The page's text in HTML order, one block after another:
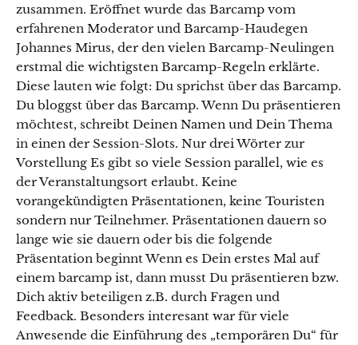
zusammen. Eröffnet wurde das Barcamp vom
erfahrenen Moderator und Barcamp-Haudegen
Johannes Mirus, der den vielen Barcamp-Neulingen
erstmal die wichtigsten Barcamp-Regeln erklärte.
Diese lauten wie folgt: Du sprichst über das Barcamp.
Du bloggst über das Barcamp. Wenn Du präsentieren
möchtest, schreibt Deinen Namen und Dein Thema
in einen der Session-Slots. Nur drei Wörter zur
Vorstellung Es gibt so viele Session parallel, wie es
der Veranstaltungsort erlaubt. Keine
vorangekündigten Präsentationen, keine Touristen
sondern nur Teilnehmer. Präsentationen dauern so
lange wie sie dauern oder bis die folgende
Präsentation beginnt Wenn es Dein erstes Mal auf
einem barcamp ist, dann musst Du präsentieren bzw.
Dich aktiv beteiligen z.B. durch Fragen und
Feedback. Besonders interesant war für viele
Anwesende die Einführung des „temporären Du“ für